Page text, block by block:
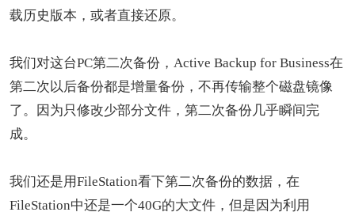
载历史版本，或者直接还原。
我们对这台PC第二次备份，Active Backup for Business在
第二次以后备份都是增量备份，不再传输整个磁盘镜像
了。因为只修改少部分文件，第二次备份几乎瞬间完
成。
我们还是用FileStation看下第二次备份的数据，在
FileStation中还是一个40G的大文件，但是因为利用